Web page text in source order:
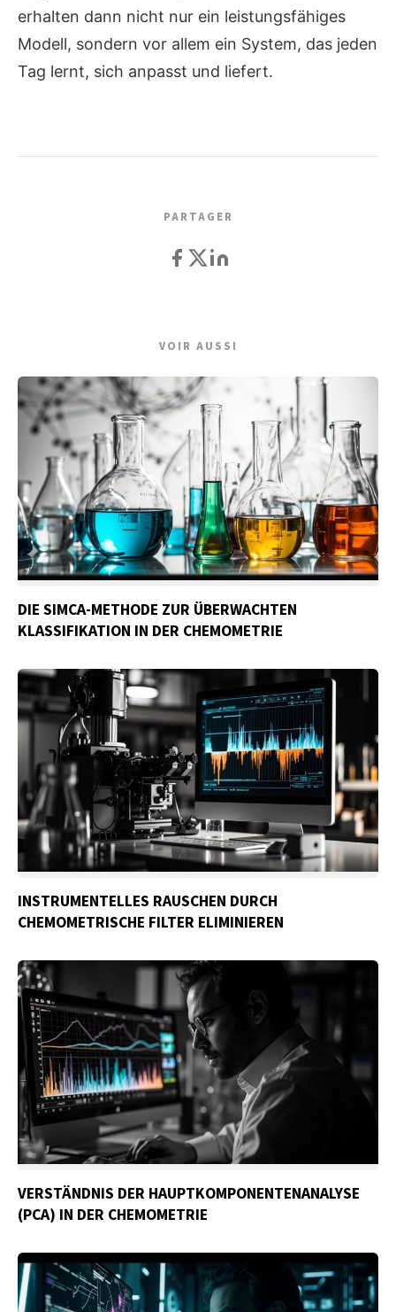
erhalten dann nicht nur ein leistungsfähiges
Modell, sondern vor allem ein System, das jeden
Tag lernt, sich anpasst und liefert.
PARTAGER
VOIR AUSSI
DIE SIMCA-METHODE ZUR ÜBERWACHTEN
KLASSIFIKATION IN DER CHEMOMETRIE
INSTRUMENTELLES RAUSCHEN DURCH
CHEMOMETRISCHE FILTER ELIMINIEREN
VERSTÄNDNIS DER HAUPTKOMPONENTENANALYSE
(PCA) IN DER CHEMOMETRIE